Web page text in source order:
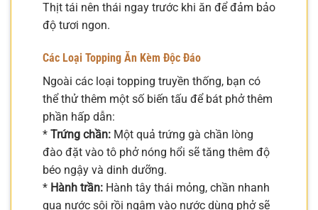
Thịt tái nên thái ngay trước khi ăn để đảm bảo
độ tươi ngon.
Các Loại Topping Ăn Kèm Độc Đáo
Ngoài các loại topping truyền thống, bạn có
thể thử thêm một số biến tấu để bát phở thêm
phần hấp dẫn:
* Trứng chần: Một quả trứng gà chần lòng
đào đặt vào tô phở nóng hổi sẽ tăng thêm độ
béo ngậy và dinh dưỡng.
* Hành trần: Hành tây thái mỏng, chần nhanh
qua nước sôi rồi ngâm vào nước dùng phở sẽ